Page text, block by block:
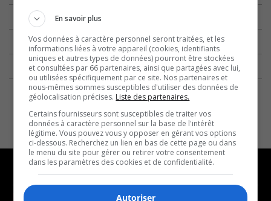
NOUVELLES MUSIQUE
En savoir plus
Vos données à caractère personnel seront traitées, et les
informations liées à votre appareil (cookies, identifiants
uniques et autres types de données) pourront être stockées
et consultées par 66 partenaires, ainsi que partagées avec lui,
ou utilisées spécifiquement par ce site. Nos partenaires et
nous-mêmes sommes susceptibles d'utiliser des données de
géolocalisation précises. Liste des partenaires.
Certains fournisseurs sont susceptibles de traiter vos
données à caractère personnel sur la base de l'intérêt
légitime. Vous pouvez vous y opposer en gérant vos options
ci-dessous. Recherchez un lien en bas de cette page ou dans
le menu du site pour gérer ou retirer votre consentement
dans les paramètres des cookies et de confidentialité.
Autoriser